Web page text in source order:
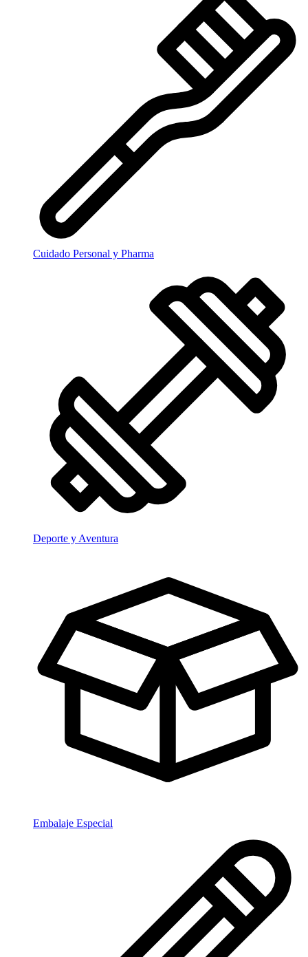
Cuidado Personal y Pharma
Deporte y Aventura
Embalaje Especial